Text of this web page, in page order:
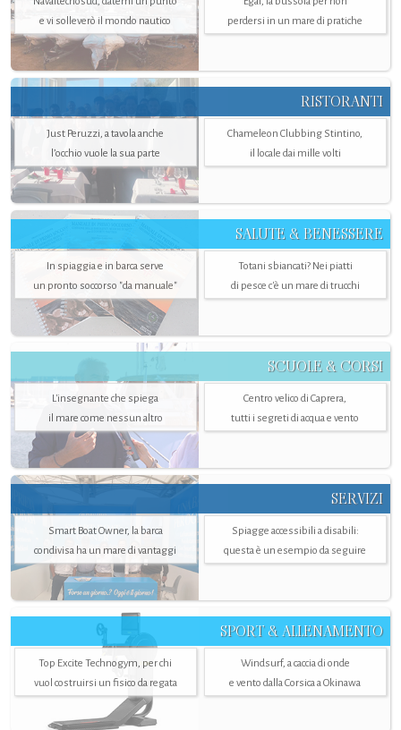
e vi solleverò il mondo nautico
perdersi in un mare di pratiche
RISTORANTI
Just Peruzzi, a tavola anche
l’occhio vuole la sua parte
Chameleon Clubbing Stintino,
il locale dai mille volti
SALUTE & BENESSERE
In spiaggia e in barca serve
un pronto soccorso "da manuale"
Totani sbiancati? Nei piatti
di pesce c'è un mare di trucchi
SCUOLE & CORSI
L'insegnante che spiega
il mare come nessun altro
Centro velico di Caprera,
tutti i segreti di acqua e vento
SERVIZI
Smart Boat Owner, la barca
condivisa ha un mare di vantaggi
Spiagge accessibili a disabili:
questa è un esempio da seguire
SPORT & ALLENAMENTO
Top Excite Technogym, per chi
vuol costruirsi un fisico da regata
Windsurf, a caccia di onde
e vento dalla Corsica a Okinawa